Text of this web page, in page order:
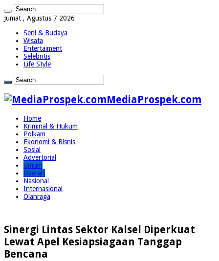
Jumat , Agustus 7 2026
Seni & Budaya
Wisata
Entertaiment
Selebritis
Life Style
MediaProspek.com
Home
Kriminal & Hukum
Polkam
Ekonomi & Bisnis
Sosial
Advertorial
Umum
Daerah
Nasional
Internasional
Olahraga
Sinergi Lintas Sektor Kalsel Diperkuat
Lewat Apel Kesiapsiagaan Tanggap
Bencana